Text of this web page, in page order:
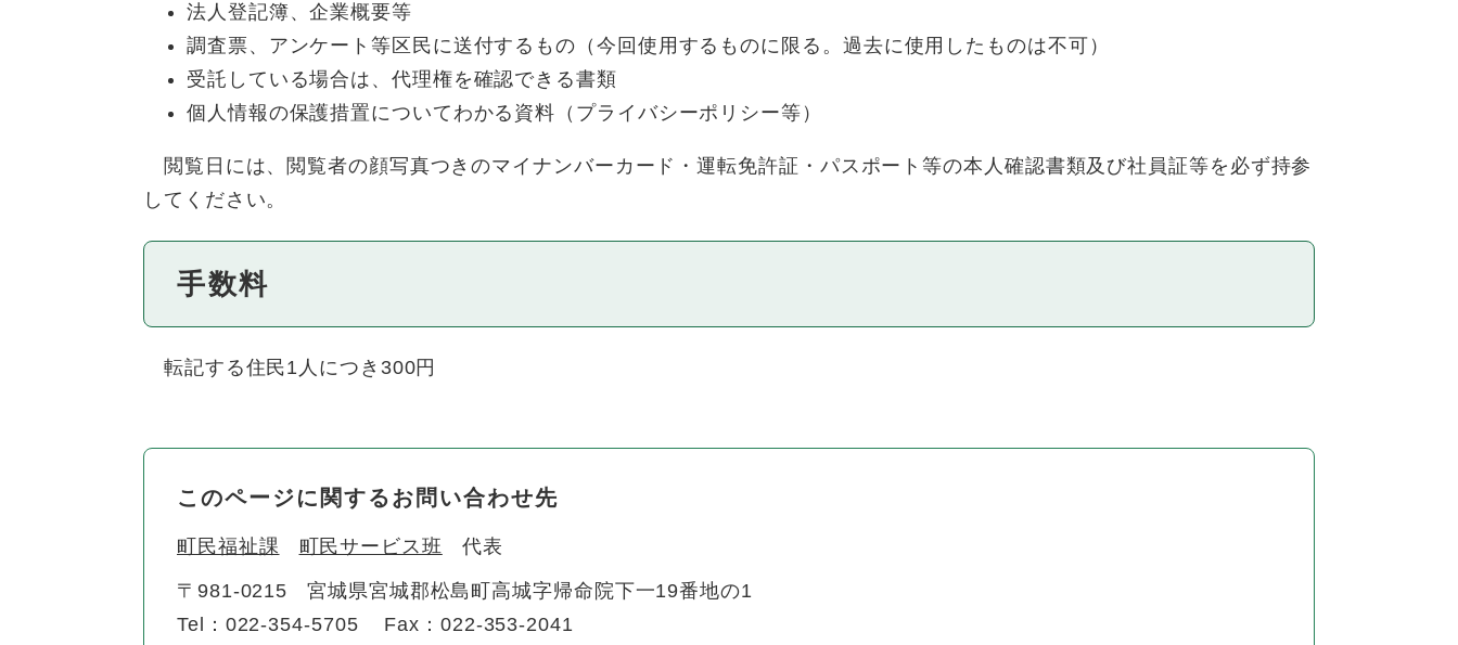
法人登記簿、企業概要等
調査票、アンケート等区民に送付するもの（今回使用するものに限る。過去に使用したものは不可）
受託している場合は、代理権を確認できる書類
個人情報の保護措置についてわかる資料（プライバシーポリシー等）
閲覧日には、閲覧者の顔写真つきのマイナンバーカード・運転免許証・パスポート等の本人確認書類及び社員証等を必ず持参
してください。
手数料
転記する住民1人につき300円
このページに関するお問い合わせ先
町民福祉課 町民サービス班 代表
〒981-0215
宮城県宮城郡松島町高城字帰命院下一19番地の1
Tel：022-354-5705
Fax：022-353-2041